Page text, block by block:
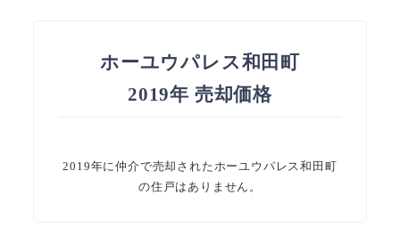
ホーユウパレス和田町
2019年 売却価格
2019年に仲介で売却されたホーユウパレス和田町
の住戸はありません。